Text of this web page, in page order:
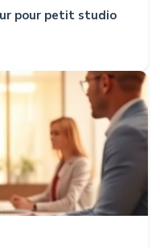
pour petit studio